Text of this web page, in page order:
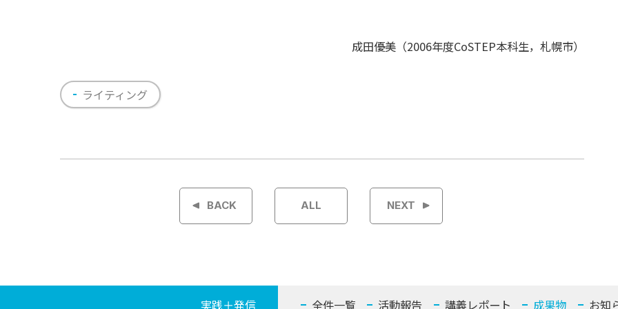
成田優美（2006年度CoSTEP本科生，札幌市）
ライティング
投
ゲ
BACK ALL NEXT
実践＋発信 全件一覧 活動報告 講義レポート 成果物 お知